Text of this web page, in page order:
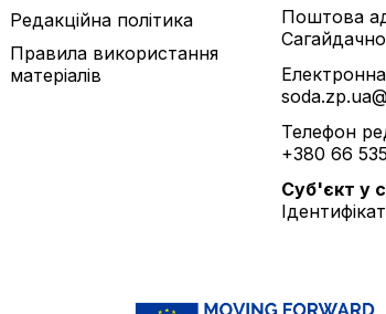
Редакційна політика
Правила використання
матеріалів
Поштова
Телефон
+380 66
Cуб'єкт у